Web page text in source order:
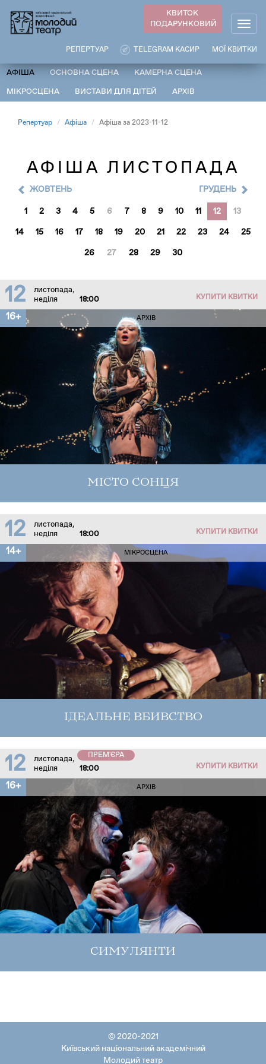
основного
КВИТОК
ПОДАРУНКОВИЙ
МОЇ КВИТКИ
TELEGRAM КАСИР
РЕПЕРТУАР
АФІША ОСНОВНА СЦЕНА КАМЕРНА СЦЕНА
МІКРОСЦЕНА ВИСТАВИ ДЛЯ ДІТЕЙ АРХІВ
Репертуар Афіша Афіша за 2023-11-12
АФІША ЛИСТОПАДА
ЖОВТЕНЬ
1 2 3 4 5 6 7 8 9 10 11 12 13
14 15 16 17 18 19 20 21 22 23 24 25
26 27 28 29 30
ГРУДЕНЬ
12
листопада,
неділя
18:00 КУПИТИ КВИТКИ
16+ АРХІВ
МІСТО СОНЦЯ
12
листопада,
неділя
18:00 КУПИТИ КВИТКИ
14+ МІКРОСЦЕНА
ІДЕАЛЬНЕ ВБИВСТВО
12
листопада,
неділя
18:00
ПРЕМ'ЄРА
КУПИТИ КВИТКИ
16+ АРХІВ
СИМУЛЯНТИ
© 2020-2021
Київський національний академічний
Молодий театр